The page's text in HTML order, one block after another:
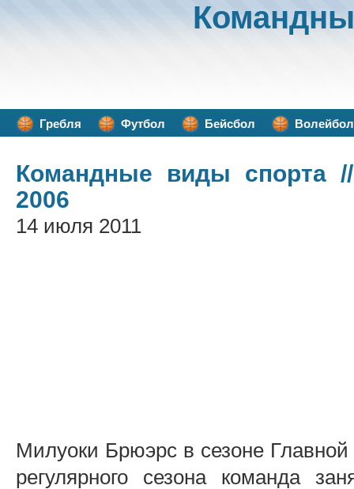
Гребля Футбол Бейсбол Волейбол
Командные виды спорта
2006
14 июля 2011
Милуоки Брюэрс в сезоне
регулярного сезона команда